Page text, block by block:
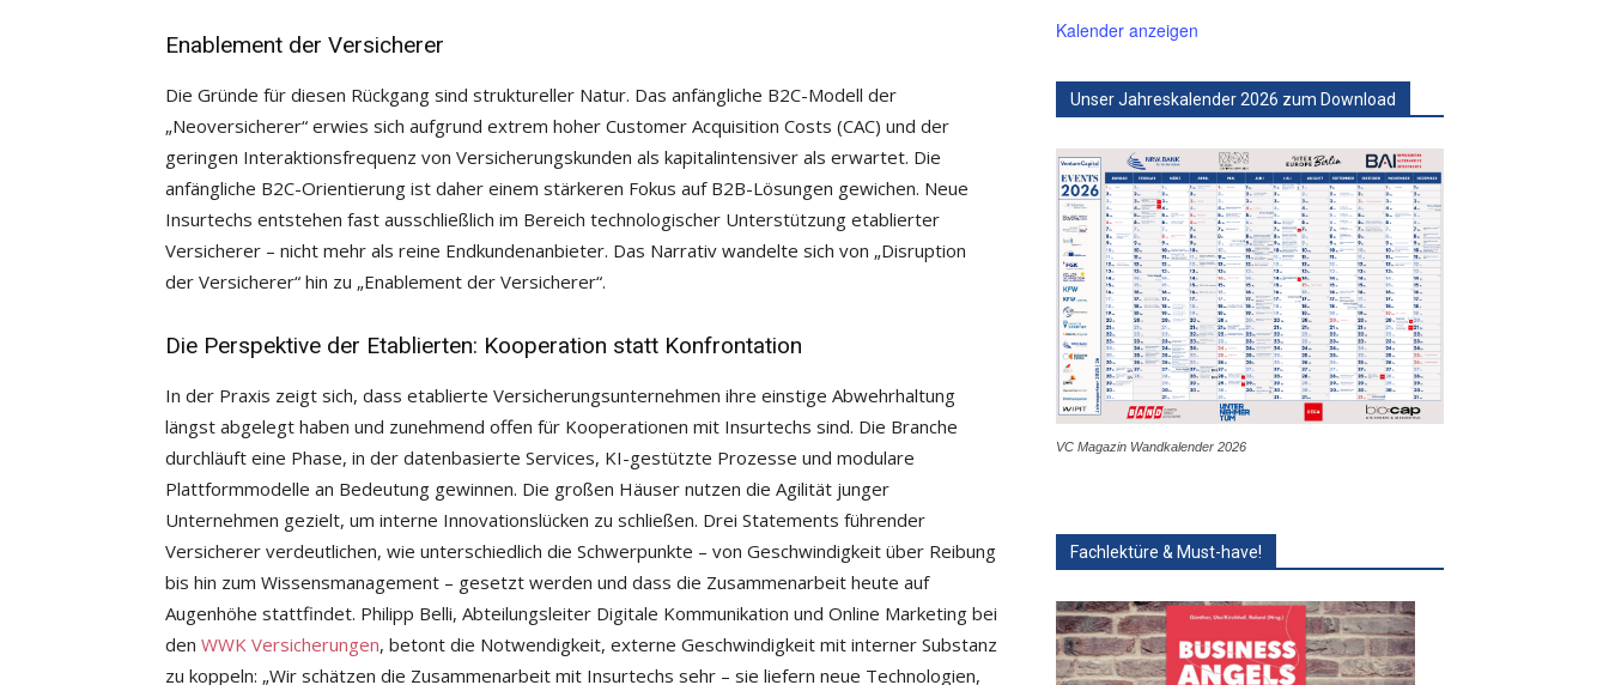
Enablement der Versicherer
Die Gründe für diesen Rückgang sind struktureller Natur. Das anfängliche B2C-Modell der
„Neoversicherer“ erwies sich aufgrund extrem hoher Customer Acquisition Costs (CAC) und der
geringen Interaktionsfrequenz von Versicherungskunden als kapitalintensiver als erwartet. Die
anfängliche B2C-Orientierung ist daher einem stärkeren Fokus auf B2B-Lösungen gewichen. Neue
Insurtechs entstehen fast ausschließlich im Bereich technologischer Unterstützung etablierter
Versicherer – nicht mehr als reine Endkundenanbieter. Das Narrativ wandelte sich von „Disruption
der Versicherer“ hin zu „Enablement der Versicherer“.
Die Perspektive der Etablierten: Kooperation statt Konfrontation
In der Praxis zeigt sich, dass etablierte Versicherungsunternehmen ihre einstige Abwehrhaltung
längst abgelegt haben und zunehmend offen für Kooperationen mit Insurtechs sind. Die Branche
durchläuft eine Phase, in der datenbasierte Services, KI-gestützte Prozesse und modulare
Plattformmodelle an Bedeutung gewinnen. Die großen Häuser nutzen die Agilität junger
Unternehmen gezielt, um interne Innovationslücken zu schließen. Drei Statements führender
Versicherer verdeutlichen, wie unterschiedlich die Schwerpunkte – von Geschwindigkeit über Reibung
bis hin zum Wissensmanagement – gesetzt werden und dass die Zusammenarbeit heute auf
Augenhöhe stattfindet. Philipp Belli, Abteilungsleiter Digitale Kommunikation und Online Marketing bei
den WWK Versicherungen, betont die Notwendigkeit, externe Geschwindigkeit mit interner Substanz
zu koppeln: „Wir schätzen die Zusammenarbeit mit Insurtechs sehr – sie liefern neue Technologien,
Kalender anzeigen
Unser Jahreskalender 2026 zum Download
VC Magazin Wandkalender 2026
Fachlektüre & Must-have!